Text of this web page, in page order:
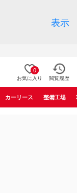
表示
0
お気に入り 閲覧履歴
カーリース 整備工場